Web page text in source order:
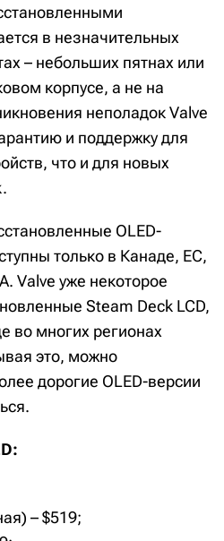
в незначительных
– небольших пятнах или
корпусе, а не на
неполадок Valve
и поддержку для
что и для новых
OLED-
только в Канаде, ЕС,
Valve уже некоторое
Steam Deck LCD,
во многих регионах
это, можно
дорогие OLED-версии
– $519;